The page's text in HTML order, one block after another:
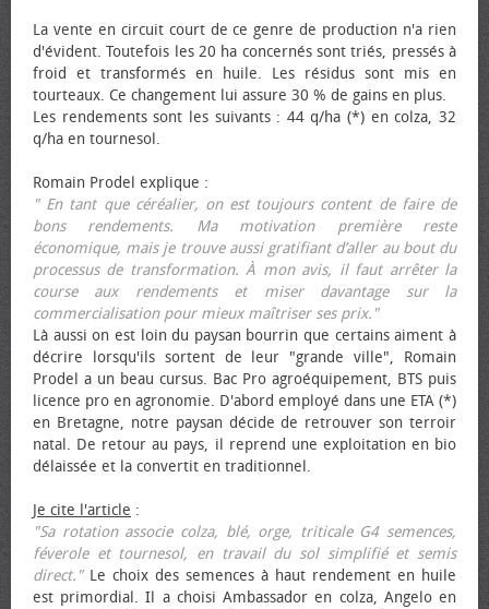
La vente en circuit court de ce genre de production n'a rien
d'évident. Toutefois les 20 ha concernés sont triés, pressés à
froid et transformés en huile. Les résidus sont mis en
tourteaux. Ce changement lui assure 30 % de gains en plus.
Les rendements sont les suivants : 44 q/ha (*) en colza, 32
q/ha en tournesol.
Romain Prodel explique :
" En tant que céréalier, on est toujours content de faire de
bons rendements. Ma motivation première reste
économique, mais je trouve aussi gratifiant d’aller au bout du
processus de transformation. À mon avis, il faut arrêter la
course aux rendements et miser davantage sur la
commercialisation pour mieux maîtriser ses prix."
Là aussi on est loin du paysan bourrin que certains aiment à
décrire lorsqu'ils sortent de leur "grande ville", Romain
Prodel a un beau cursus. Bac Pro agroéquipement, BTS puis
licence pro en agronomie. D'abord employé dans une ETA (*)
en Bretagne, notre paysan décide de retrouver son terroir
natal. De retour au pays, il reprend une exploitation en bio
délaissée et la convertit en traditionnel.
Je cite l'article :
"Sa rotation associe colza, blé, orge, triticale G4 semences,
féverole et tournesol, en travail du sol simplifié et semis
direct."Le choix des semences à haut rendement en huile
est primordial. Il a choisi Ambassador en colza, Angelo en